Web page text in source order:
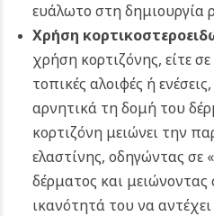
ευάλωτο στη δημιουργία
Χρήση
χρήση κορτιζόνης, είτε
τοπικές αλοιφές ή
αρνητικά τη δομή του
κορτιζόνη μειώνει την
ελαστίνης, οδηγώντας σε
δέρματος και
ικανότητά του να